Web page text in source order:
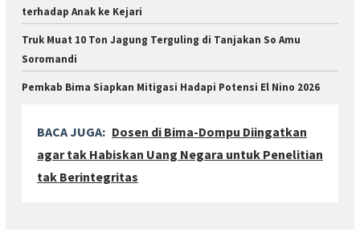
terhadap Anak ke Kejari
Truk Muat 10 Ton Jagung Terguling di Tanjakan So Amu
Soromandi
Pemkab Bima Siapkan Mitigasi Hadapi Potensi El Nino 2026
BACA JUGA: Dosen di Bima-Dompu Diingatkan
agar tak Habiskan Uang Negara untuk Penelitian
tak Berintegritas